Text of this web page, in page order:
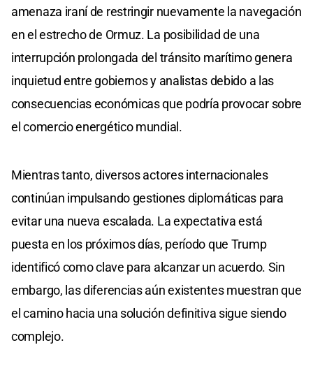
amenaza iraní de restringir nuevamente la navegación
en el estrecho de Ormuz. La posibilidad de una
interrupción prolongada del tránsito marítimo genera
inquietud entre gobiernos y analistas debido a las
consecuencias económicas que podría provocar sobre
el comercio energético mundial.
Mientras tanto, diversos actores internacionales
continúan impulsando gestiones diplomáticas para
evitar una nueva escalada. La expectativa está
puesta en los próximos días, período que Trump
identificó como clave para alcanzar un acuerdo. Sin
embargo, las diferencias aún existentes muestran que
el camino hacia una solución definitiva sigue siendo
complejo.